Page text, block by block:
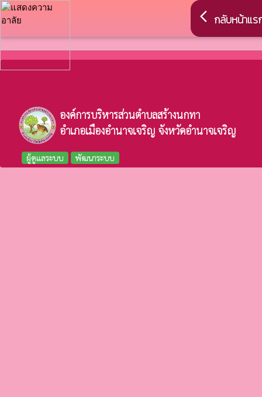
arrow_back_ios กลับหน้าแร
องค์การบริหารส่วนตำบลสร้างนกทา
อำเภอเมืองอำนาจเจริญ จังหวัดอำนาจเจริญ
ผู้ดูแลระบบ พัฒนาระบบ